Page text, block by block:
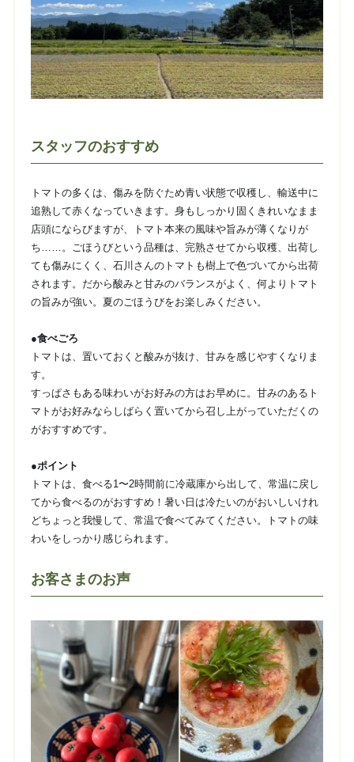
スタッフのおすすめ
トマトの多くは、傷みを防ぐため青い状態で収穫し、輸送中に
追熟して赤くなっていきます。身もしっかり固くきれいなまま
店頭にならびますが、トマト本来の風味や旨みが薄くなりが
ち……。ごほうびという品種は、完熟させてから収穫、出荷し
ても傷みにくく、石川さんのトマトも樹上で色づいてから出荷
されます。だから酸みと甘みのバランスがよく、何よりトマト
の旨みが強い。夏のごほうびをお楽しみください。
●食べごろ
トマトは、置いておくと酸みが抜け、甘みを感じやすくなりま
す。
すっぱさもある味わいがお好みの方はお早めに。甘みのあるト
マトがお好みならしばらく置いてから召し上がっていただくの
がおすすめです。
●ポイント
トマトは、食べる1〜2時間前に冷蔵庫から出して、常温に戻し
てから食べるのがおすすめ！暑い日は冷たいのがおいしいけれ
どちょっと我慢して、常温で食べてみてください。トマトの味
わいをしっかり感じられます。
お客さまのお声